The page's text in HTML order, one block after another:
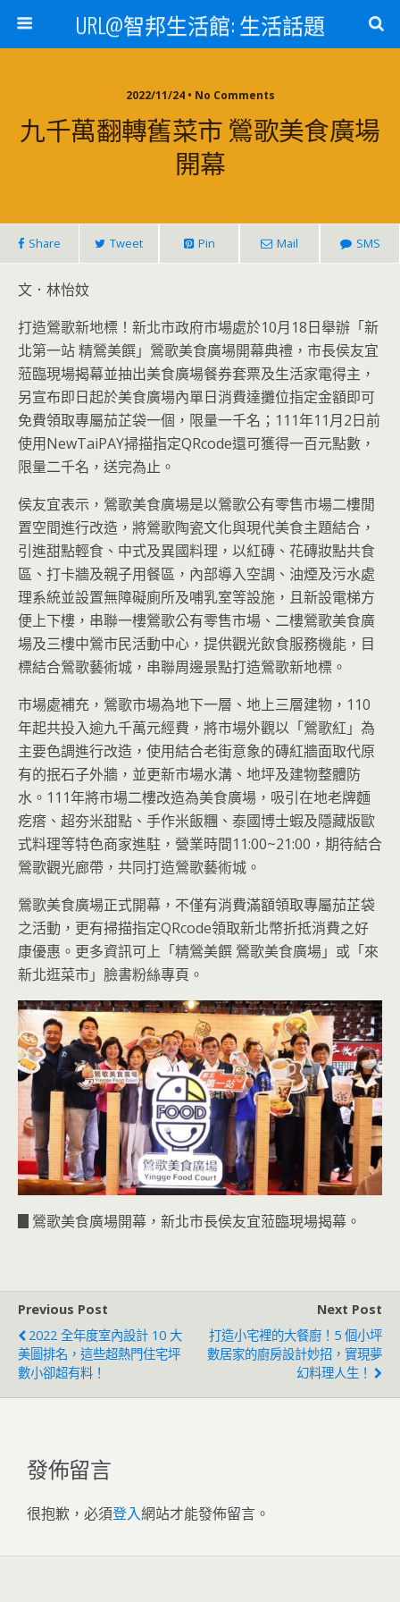
URL@智邦生活館: 生活話題
2022/11/24 • No Comments
九千萬翻轉舊菜市 鶯歌美食廣場
開幕
Share Tweet Pin Mail SMS
文．林怡妏
打造鶯歌新地標！新北市政府市場處於10月18日舉辦「新
北第一站 精鶯美饌」鶯歌美食廣場開幕典禮，市長侯友宜
蒞臨現場揭幕並抽出美食廣場餐券套票及生活家電得主，
另宣布即日起於美食廣場內單日消費達攤位指定金額即可
免費領取專屬茄芷袋一個，限量一千名；111年11月2日前
使用NewTaiPAY掃描指定QRcode還可獲得一百元點數，
限量二千名，送完為止。
侯友宜表示，鶯歌美食廣場是以鶯歌公有零售市場二樓閒
置空間進行改造，將鶯歌陶瓷文化與現代美食主題結合，
引進甜點輕食、中式及異國料理，以紅磚、花磚妝點共食
區、打卡牆及親子用餐區，內部導入空調、油煙及污水處
理系統並設置無障礙廁所及哺乳室等設施，且新設電梯方
便上下樓，串聯一樓鶯歌公有零售市場、二樓鶯歌美食廣
場及三樓中鶯市民活動中心，提供觀光飲食服務機能，目
標結合鶯歌藝術城，串聯周邊景點打造鶯歌新地標。
市場處補充，鶯歌市場為地下一層、地上三層建物，110
年起共投入逾九千萬元經費，將市場外觀以「鶯歌紅」為
主要色調進行改造，使用結合老街意象的磚紅牆面取代原
有的抿石子外牆，並更新市場水溝、地坪及建物整體防
水。111年將市場二樓改造為美食廣場，吸引在地老牌麵
疙瘩、超夯米甜點、手作米飯糰、泰國博士蝦及隱藏版歐
式料理等特色商家進駐，營業時間11:00~21:00，期待結合
鶯歌觀光廊帶，共同打造鶯歌藝術城。
鶯歌美食廣場正式開幕，不僅有消費滿額領取專屬茄芷袋
之活動，更有掃描指定QRcode領取新北幣折抵消費之好
康優惠。更多資訊可上「精鶯美饌 鶯歌美食廣場」或「來
新北逛菜市」臉書粉絲專頁。
▊鶯歌美食廣場開幕，新北市長侯友宜蒞臨現場揭幕。
Previous Post
2022 全年度室內設計 10 大
美圖排名，這些超熱門住宅坪
數小卻超有料！
Next Post
打造小宅裡的大餐廚！5 個小坪
數居家的廚房設計妙招，實現夢
幻料理人生！
發佈留言
很抱歉，必須登入網站才能發佈留言。